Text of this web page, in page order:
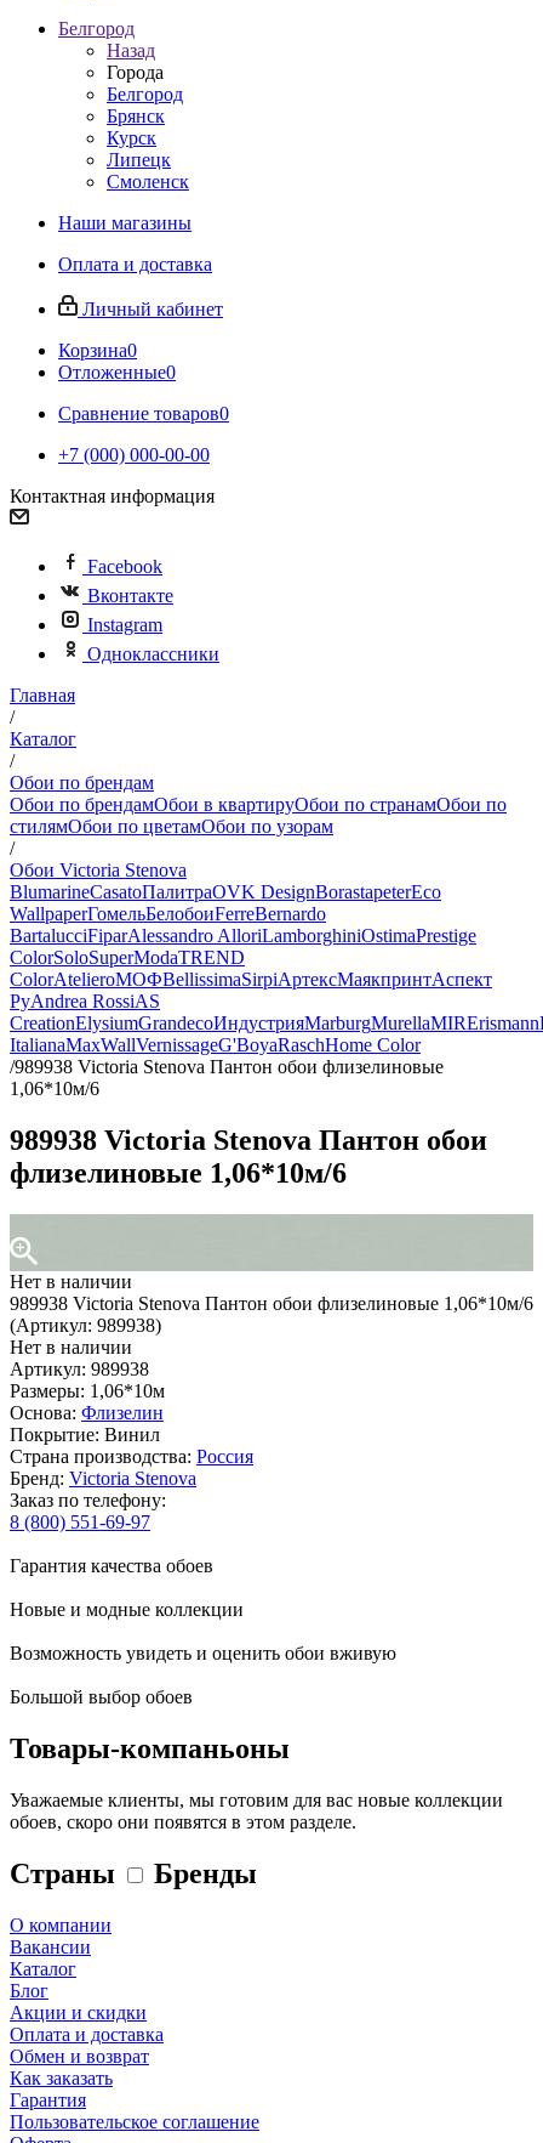
Белгород
Назад
Города
Белгород
Брянск
Курск
Липецк
Смоленск
Наши магазины
Оплата и доставка
Личный кабинет
Корзина0
Отложенные0
Сравнение товаров0
+7 (000) 000-00-00
Контактная информация
Facebook
Вконтакте
Instagram
Одноклассники
Главная
/
Каталог
/
Обои по брендам
Обои по брендамОбои в квартируОбои по странамОбои по
стилямОбои по цветамОбои по узорам
/
Обои Victoria Stenova
BlumarineCasatoПалитраOVK DesignBorastapeterEco
WallpaperГомельБелобоиFerreBernardo
BartalucciFiparAlessandro AlloriLamborghiniOstimaPrestige
ColorSoloSuperModaTREND
ColorAtelieroМОФBellissimaSirpiАртексМаякпринтАспект
РуAndrea RossiAS
CreationElysiumGrandecoИндустрияMarburgMurellaMIRErismann
ItalianaMaxWallVernissageG'BoyaRaschHome Color
/989938 Victoria Stenova Пантон обои флизелиновые
1,06*10м/6
989938 Victoria Stenova Пантон обои
флизелиновые 1,06*10м/6
Нет в наличии
989938 Victoria Stenova Пантон обои флизелиновые 1,06*10м/6
(Артикул: 989938)
Нет в наличии
Артикул: 989938
Размеры: 1,06*10м
Основа: Флизелин
Покрытие: Винил
Страна производства: Россия
Бренд: Victoria Stenova
Заказ по телефону:
8 (800) 551-69-97
Гарантия качества обоев
Новые и модные коллекции
Возможность увидеть и оценить обои вживую
Большой выбор обоев
Товары-компаньоны
Уважаемые клиенты, мы готовим для вас новые коллекции
обоев, скоро они появятся в этом разделе.
Страны Бренды
О компании
Вакансии
Каталог
Блог
Акции и скидки
Оплата и доставка
Обмен и возврат
Как заказать
Гарантия
Пользовательское соглашение